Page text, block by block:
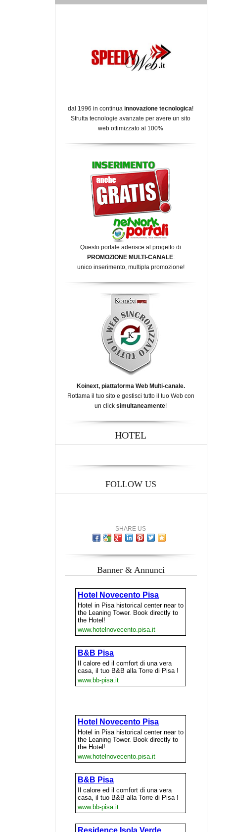
dal 1996 in continua innovazione tecnologica!
Sfrutta tecnologie avanzate per avere un sito
web ottimizzato al 100%
Questo portale aderisce al progetto di
PROMOZIONE MULTI-CANALE:
unico inserimento, multipla promozione!
Koinext, piattaforma Web Multi-canale.
Rottama il tuo sito e gestisci tutto il tuo Web con
un click simultaneamente!
HOTEL
FOLLOW US
SHARE US
Banner & Annunci